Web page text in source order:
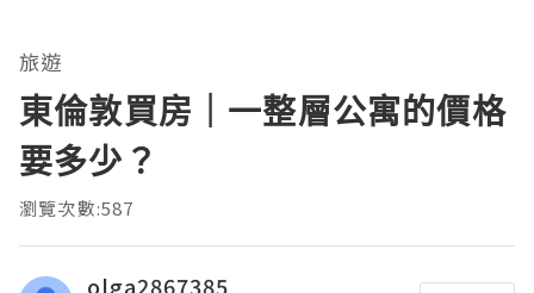
旅遊
東倫敦買房｜一整層公寓的價格
要多少？
瀏覽次數:587
olga2867385